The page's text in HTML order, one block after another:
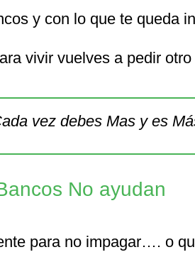
y con lo que te queda
vivir vuelves a pedir
vez debes Mas y es
No ayudan
para no impagar…. o